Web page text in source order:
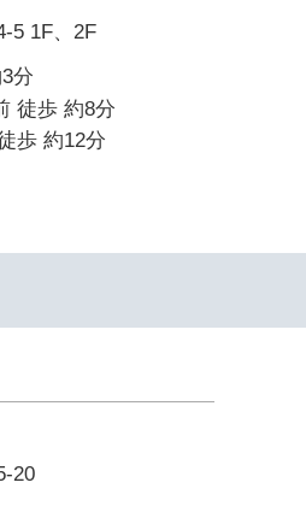
5 1F、2F
分
徒歩 約8分
歩 約12分
20